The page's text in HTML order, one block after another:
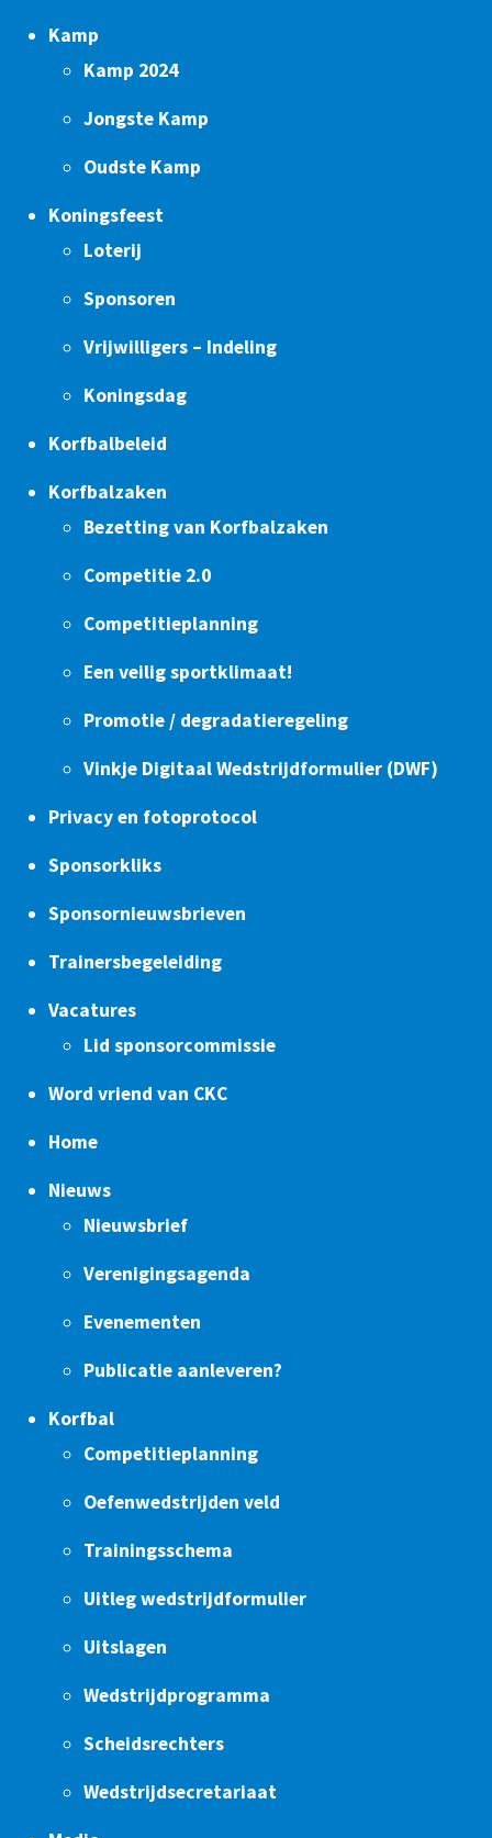
Kamp
Kamp 2024
Jongste Kamp
Oudste Kamp
Koningsfeest
Loterij
Sponsoren
Vrijwilligers – Indeling
Koningsdag
Korfbalbeleid
Korfbalzaken
Bezetting van Korfbalzaken
Competitie 2.0
Competitieplanning
Een veilig sportklimaat!
Promotie / degradatieregeling
Vinkje Digitaal Wedstrijdformulier (DWF)
Privacy en fotoprotocol
Sponsorkliks
Sponsornieuwsbrieven
Trainersbegeleiding
Vacatures
Lid sponsorcommissie
Word vriend van CKC
Home
Nieuws
Nieuwsbrief
Verenigingsagenda
Evenementen
Publicatie aanleveren?
Korfbal
Competitieplanning
Oefenwedstrijden veld
Trainingsschema
Uitleg wedstrijdformulier
Uitslagen
Wedstrijdprogramma
Scheidsrechters
Wedstrijdsecretariaat